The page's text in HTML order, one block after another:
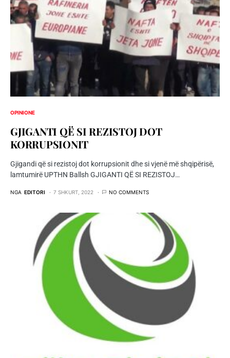
OPINIONE
GJIGANTI QË SI REZISTOJ DOT
KORRUPSIONIT
Gjigandi që si rezistoj dot korrupsionit dhe si vjenë më shqipërisë,
lamtumirë UPTHN Ballsh GJIGANTI QË SI REZISTOJ…
NGA EDITORI 7 SHKURT, 2022 NO COMMENTS